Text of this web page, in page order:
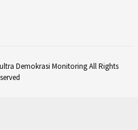
Demokrasi Monitoring All Rights